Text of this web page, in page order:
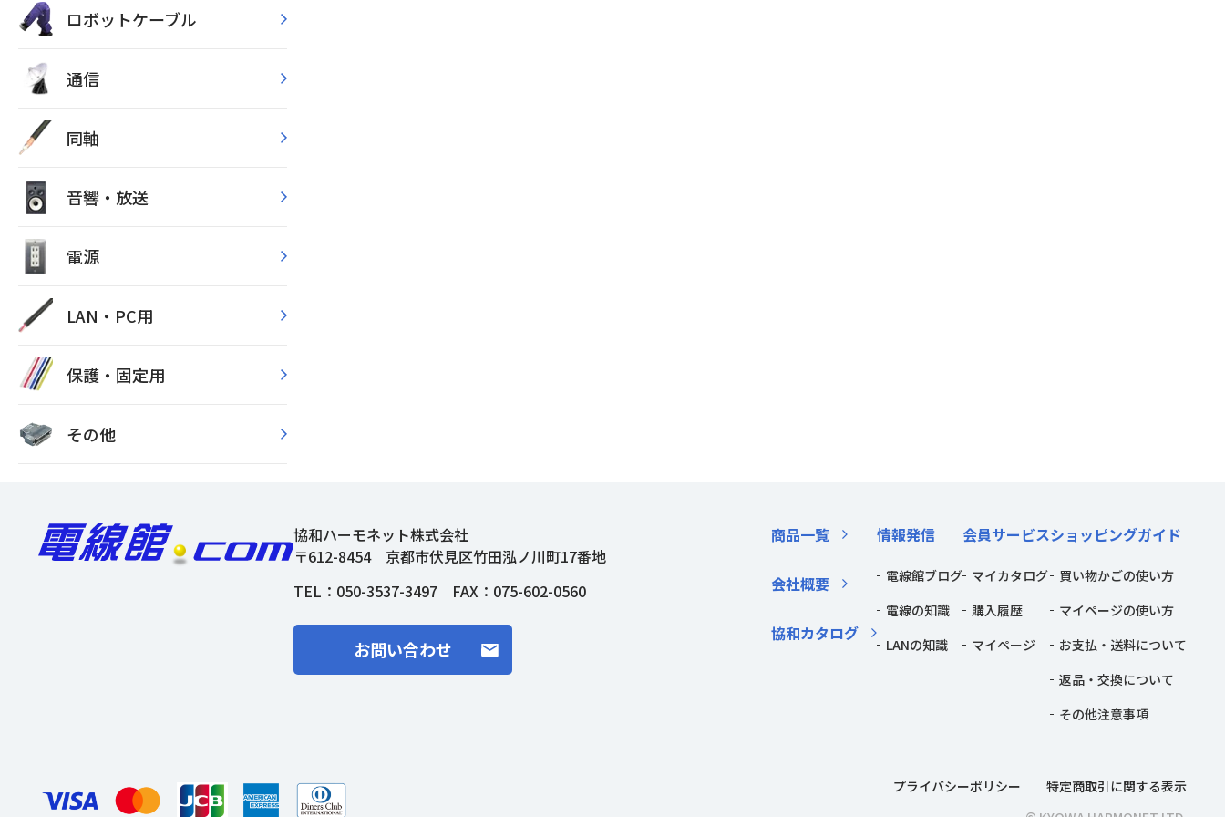
ロボットケーブル
通信
同軸
音響・放送
電源
LAN・PC用
保護・固定用
その他
協和ハーモネット株式会社
〒612-8454 京都市伏見区竹田泓ノ川町17番地
TEL： 050-3537-3497 FAX：075-602-0560
お問い合わせ
商品一覧
会社概要
協和カタログ
情報発信
電線館ブログ
電線の知識
LANの知識
会員サービス
マイカタログ
購入履歴
マイページ
ショッピングガイド
買い物かごの使い方
マイページの使い方
お支払・送料について
返品・交換について
その他注意事項
プライバシーポリシー
特定商取引に関する表示